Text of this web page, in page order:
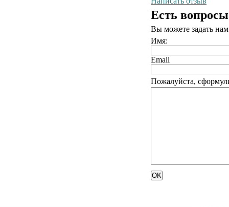
Есть
Вы можете задать
Имя:
Email
Пожалуйста,